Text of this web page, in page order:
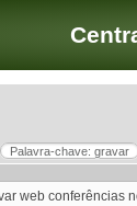
Palavra-chave: gravar
web conferências